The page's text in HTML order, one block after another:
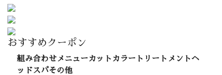
おすすめクーポン
組み合わせメニューカットカラートリートメントヘ
ッドスパその他